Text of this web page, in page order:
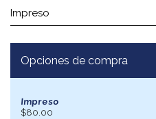
Impreso
Opciones de compra
Impreso
$80.00